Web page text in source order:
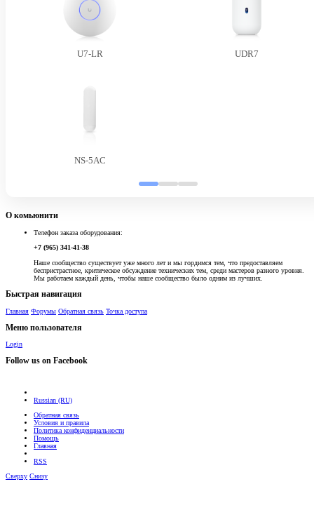
U7-LR UDR7
NS-5AC
О комьюнити
Телефон заказа оборудования:
+7 (965) 341-41-38
Наше сообщество существует уже много лет и мы гордимся тем, что предоставляем
беспристрастное, критическое обсуждение технических тем, среди мастеров разного уровня.
Мы работаем каждый день, чтобы наше сообщество было одним из лучших.
Быстрая навигация
Главная Форумы Обратная связь Точка доступа
Меню пользователя
Login
Follow us on Facebook
Russian (RU)
Обратная связь
Условия и правила
Политика конфиденциальности
Помощь
Главная
RSS
Сверху Снизу